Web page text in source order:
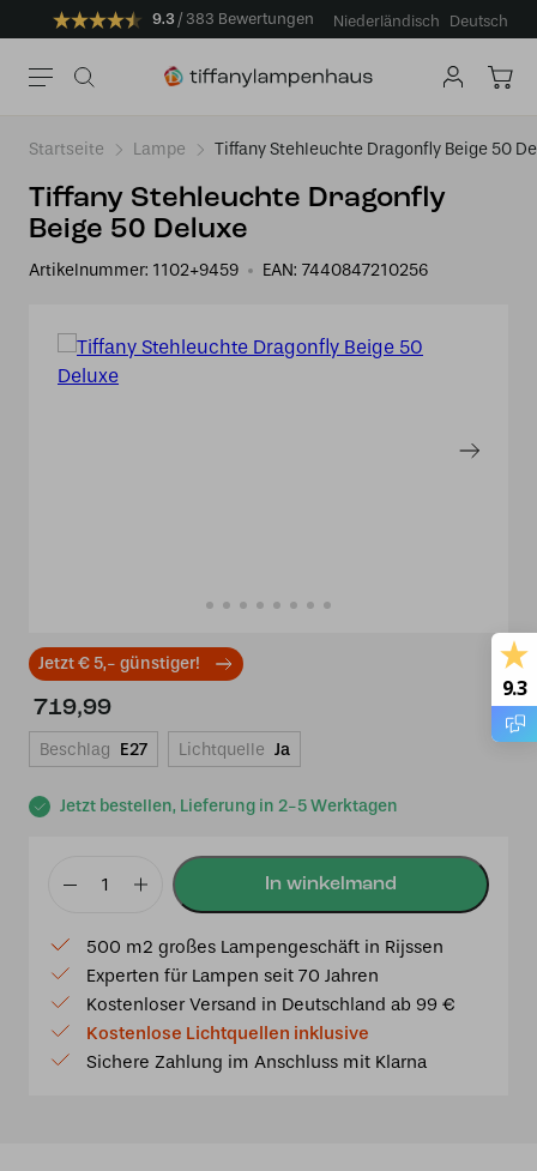
9.3 383 Bewertungen Niederländisch Deutsch
Startseite Lampe Tiffany Stehleuchte Dragonfly Beige 50
Tiffany Stehleuchte Dragonfly
Beige 50 Deluxe
Artikelnummer: 1102+9459 EAN: 7440847210256
Jetzt € 5,- günstiger!
Jetzt bestellen, Lieferung in 2-5 Werktagen
719,99
Beschlag E27 Lichtquelle Ja
Tiffany
Dragonfly
Beige
50
Deluxe
Menge
500 m2 großes Lampengeschäft in Rijssen
Experten für Lampen seit 70 Jahren
Kostenloser Versand in Deutschland ab 99 €
Kostenlose Lichtquellen inklusive
Sichere Zahlung im Anschluss mit Klarna
9.3